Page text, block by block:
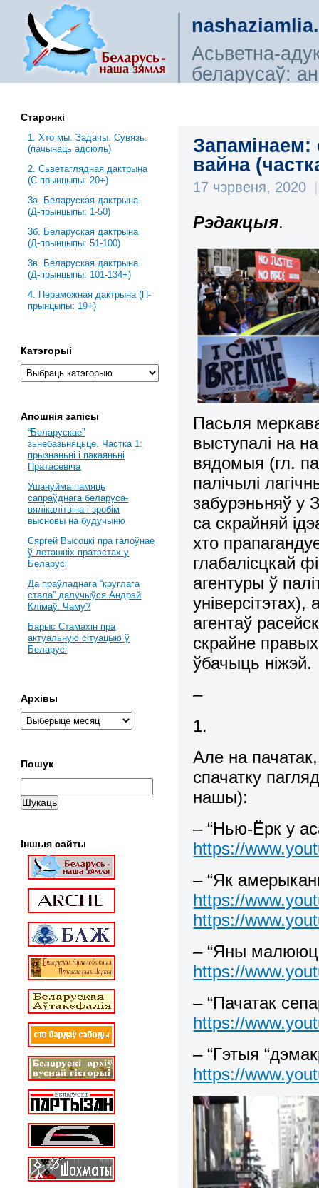
Асьветна-
беларусаў:
Запамінаем:
вайна
17 чэрвеня, 2020 |
Рэдакцыя.
Пасьля
выступалі на
вядомыя (гл.
палічылі
забурэньняў у
са скрайняй
хто
глабалісцкай
агентуры ў
агентаў
скрайне
ўбачыць ніжэй.
–
1.
Але на
спачатку
нашы):
– “Нью-Ёрк у
https://
– “Як
https://
https://
– “Яны
https://
– “Пачатак
https://
– “Гэтыя
https://
Старонкі
1. Хто мы. Задачы. Сувязь.
(пачынаць адсюль)
2. Сьветаглядная дактрына
(С-прынцыпы: 20+)
3a. Беларуская дактрына
(Д-прынцыпы: 1-50)
3б. Беларуская дактрына
(Д-прынцыпы: 51-100)
3в. Беларуская дактрына
(Д-прынцыпы: 101-134+)
4. Пераможная дактрына (П-
прынцыпы: 19+)
Катэгорыі
Апошнія запісы
“Беларускае”
зьнебазьняцьце. Частка 1:
прызнаньні і пакаяньні
Пратасевіча
Ушануйма памяць
сапраўднага беларуса-
вялікалітвіна і зробім
высновы на будучыню
Сяргей Высоцкі пра галоўнае
ў леташніх пратэстах у
Беларусі
Да праўладнага “круглага
стала” далучыўся Андрэй
Клімаў. Чаму?
Барыс Стамахін пра
актуальную сітуацыю ў
Беларусі
Архівы
Пошук
Іншыя сайты